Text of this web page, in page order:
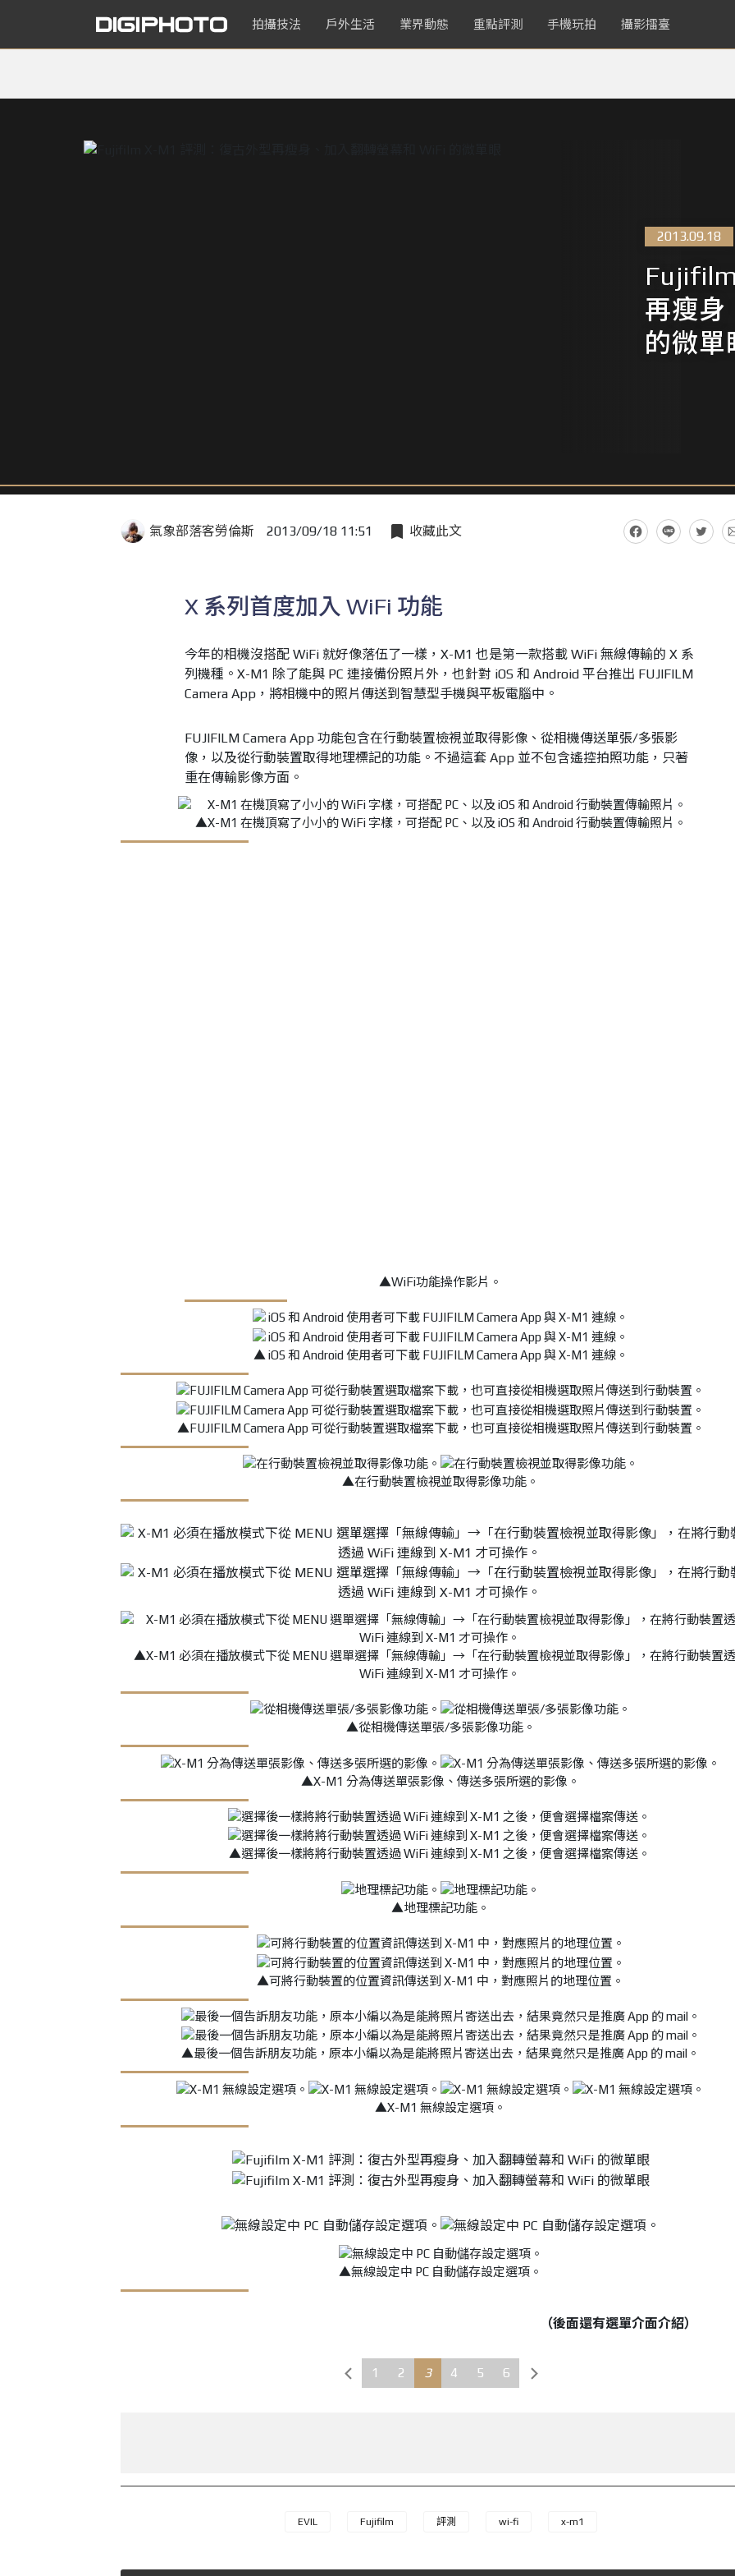
拍攝技法 戶外生活 業界動態 重點評測 手機玩拍 攝影擂臺
2013.09.18
再瘦身
的微單
氣象部落客勞倫斯 2013/09/18 11:51 收藏此文
X 系列首度加入 WiFi 功能
今年的相機沒搭配 WiFi 就好像落伍了一樣，X-M1 也是第一款搭載 WiFi 無線傳輸的 X 系
列機種。X-M1 除了能與 PC 連接備份照片外，也針對 iOS 和 Android 平台推出 FUJIFILM
Camera App，將相機中的照片傳送到智慧型手機與平板電腦中。
FUJIFILM Camera App 功能包含在行動裝置檢視並取得影像、從相機傳送單張/多張影
像，以及從行動裝置取得地理標記的功能。不過這套 App 並不包含遙控拍照功能，只著
重在傳輸影像方面。
▲X-M1 在機頂寫了小小的 WiFi 字樣，可搭配 PC、以及 iOS 和 Android 行動裝置傳輸照片。
▲WiFi功能操作影片。
▲ iOS 和 Android 使用者可下載 FUJIFILM Camera App 與 X-M1 連線。
▲FUJIFILM Camera App 可從行動裝置選取檔案下載，也可直接從相機選取照片傳送到行動裝置。
▲在行動裝置檢視並取得影像功能。
▲X-M1 必須在播放模式下從 MENU 選單選擇「無線傳輸」→「在行動裝置檢視並取得影像」，在將行動裝置
WiFi 連線到 X-M1 才可操作。
▲從相機傳送單張/多張影像功能。
▲X-M1 分為傳送單張影像、傳送多張所選的影像。
▲選擇後一樣將將行動裝置透過 WiFi 連線到 X-M1 之後，便會選擇檔案傳送。
▲地理標記功能。
▲可將行動裝置的位置資訊傳送到 X-M1 中，對應照片的地理位置。
▲最後一個告訴朋友功能，原本小編以為是能將照片寄送出去，結果竟然只是推廣 App 的 mail。
▲X-M1 無線設定選項。
▲無線設定中 PC 自動儲存設定選項。
（後面還有選單介面介紹）
1 2 3 4 5 6
EVIL Fujifilm 評測 wi-fi x-m1